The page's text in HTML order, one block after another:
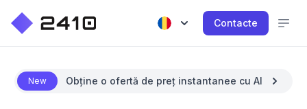
Contacte
New Obține o ofertă de preț instantanee cu AI